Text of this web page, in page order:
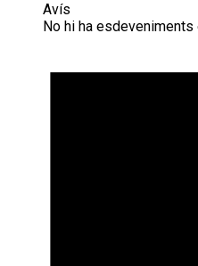
Avís
No hi ha esdeveniments